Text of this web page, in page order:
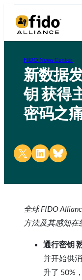
FIDO News Center
新数据
钥 获得
密码之
Share on X Share on LinkedIn
Share on
全球 FIDO
方法及其感知在
通行密钥
并开始供
升了 50%